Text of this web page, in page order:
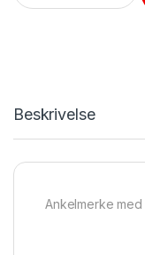
Beskrivelse
Ankelmerke med